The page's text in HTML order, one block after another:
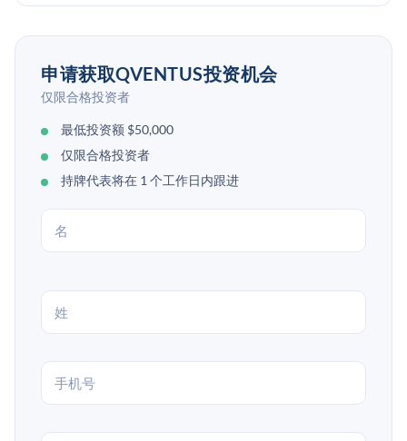
申请获取QVENTUS投资机会
仅限合格投资者
最低投资额 $50,000
仅限合格投资者
持牌代表将在 1 个工作日内跟进